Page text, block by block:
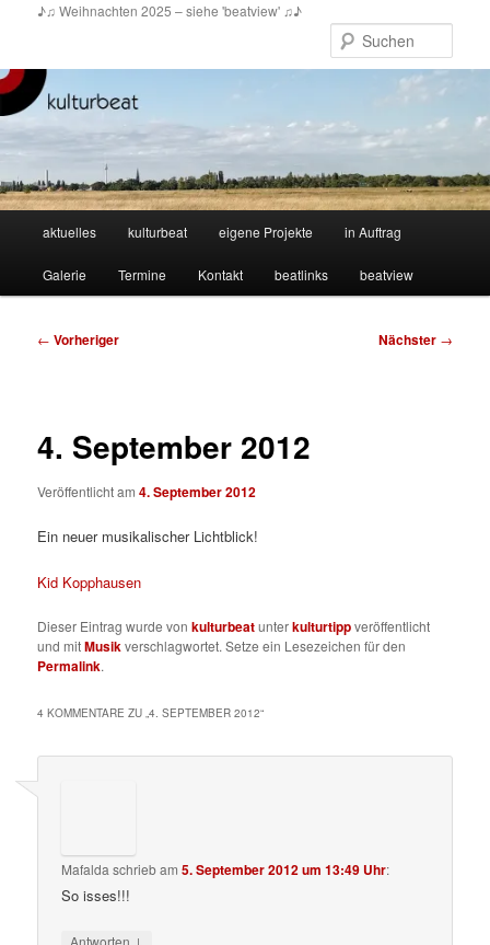
springen
♪♫ Weihnachten 2025 – siehe 'beatview' ♫♪
aktuelles kulturbeat eigene Projekte in Auftrag
Galerie Termine Kontakt beatlinks beatview
Beitragsnavigation
← Vorheriger Nächster →
4. September 2012
Veröffentlicht am4. September 2012
Ein neuer musikalischer Lichtblick!
Kid Kopphausen
Dieser Eintrag wurde vonkulturbeatunterkulturtippveröffentlicht
und mitMusikverschlagwortet. Setze ein Lesezeichen für den
Permalink.
4 KOMMENTARE ZU „4. SEPTEMBER 2012“
Mafalda schriebam5. September 2012 um 13:49 Uhr:
So isses!!!
Antworten ↓